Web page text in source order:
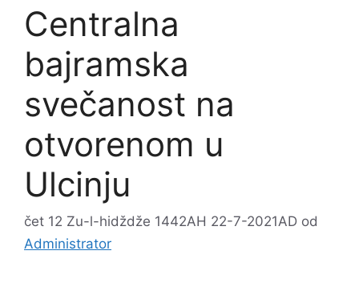
Centralna
bajramska
svečanost na
otvorenom u
Ulcinju
čet 12 Zu-l-hidždže 1442AH 22-7-2021AD od
Administrator